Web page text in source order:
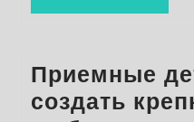
Приемные
создать